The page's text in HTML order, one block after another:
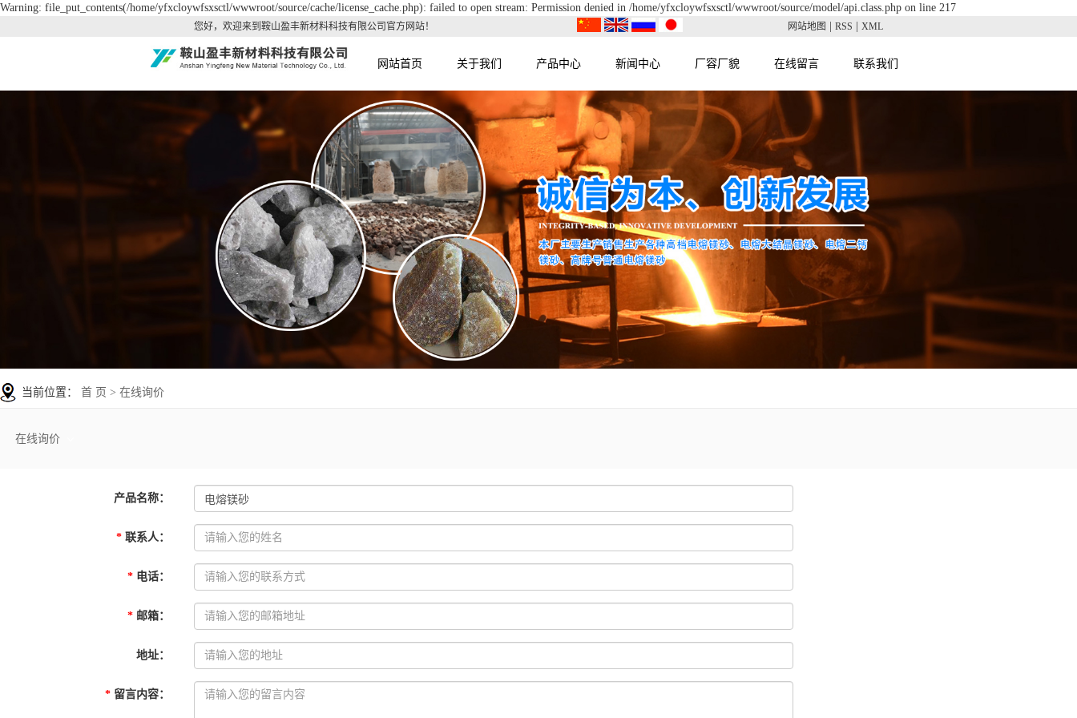
Warning: file_put_contents(/home/yfxcloywfsxsctl/wwwroot/source/cache/license_cache.php): failed to open stream: Permission denied in /home/yfxcloywfsxsctl/wwwroot/source/model/api.class.php on line 217
您好，欢迎来到鞍山盈丰新材料科技有限公司官方网站！ 网站地图 |RSS |XML
网站首页 关于我们 产品中心 新闻中心 厂容厂貌 在线留言 联系我们
当前位置： 首 页 > 在线询价
在线询价
产品名称：
* 联系人：
* 电话：
* 邮箱：
地址：
* 留言内容：